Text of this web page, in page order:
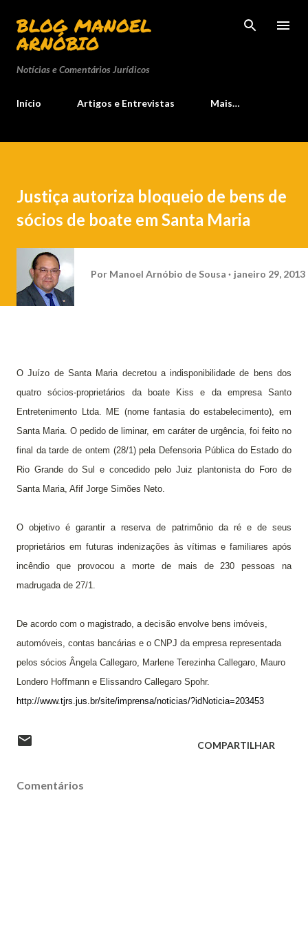
Pular para o conteúdo principal
BLOG MANOEL
ARNÓBIO
Notícias e Comentários Jurídicos
Início Artigos e Entrevistas Mais…
Justiça autoriza bloqueio de bens de
sócios de boate em Santa Maria
Por Manoel Arnóbio de Sousa janeiro 29, 2013
O Juízo de Santa Maria decretou a indisponibilidade de bens dos
quatro sócios-proprietários da boate Kiss e da empresa Santo
Entretenimento Ltda. ME (nome fantasia do estabelecimento), em
Santa Maria. O pedido de liminar, em caráter de urgência, foi feito no
final da tarde de ontem (28/1) pela Defensoria Pública do Estado do
Rio Grande do Sul e concedido pelo Juiz plantonista do Foro de
Santa Maria, Afif Jorge Simões Neto.
O objetivo é garantir a reserva de patrimônio da ré e de seus
proprietários em futuras indenizações às vítimas e familiares após
incêndio que provocou a morte de mais de 230 pessoas na
madrugada de 27/1.
De acordo com o magistrado, a decisão envolve bens imóveis,
automóveis, contas bancárias e o CNPJ da empresa representada
pelos sócios Ângela Callegaro, Marlene Terezinha Callegaro, Mauro
Londero Hoffmann e Elissandro Callegaro Spohr.
http://www.tjrs.jus.br/site/imprensa/noticias/?idNoticia=203453
COMPARTILHAR
Comentários